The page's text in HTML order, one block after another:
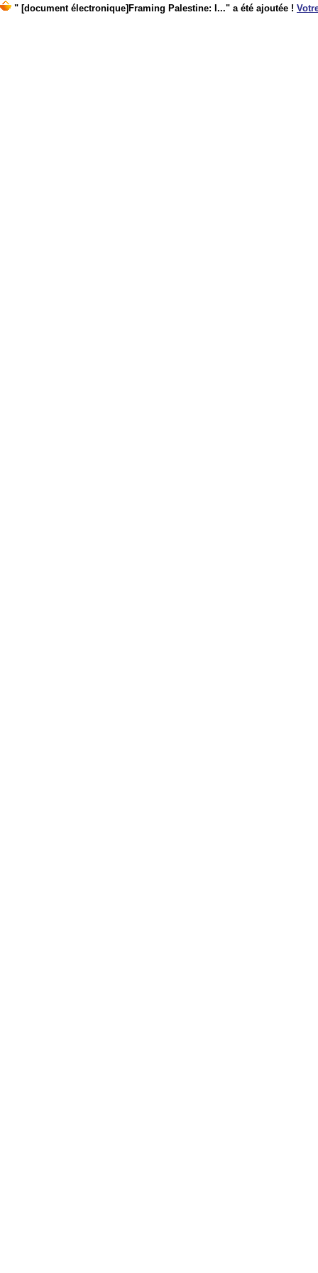
" [document électronique]Framing Palestine: I..." a été ajoutée !